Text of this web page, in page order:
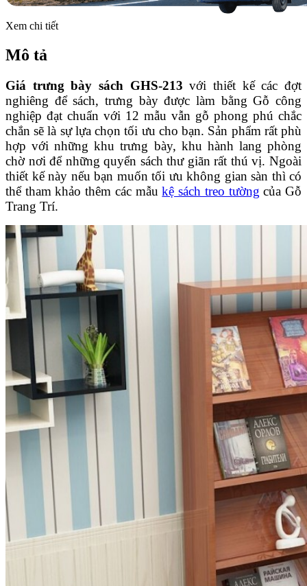
Xem chi tiết
Mô tả
Giá trưng bày sách GHS-213 với thiết kế các đợt
nghiêng để sách, trưng bày được làm bằng Gỗ công
nghiệp đạt chuẩn với 12 mẫu vẫn gỗ phong phú chắc
chắn sẽ là sự lựa chọn tối ưu cho bạn. Sản phẩm rất phù
hợp với những khu trưng bày, khu hành lang phòng
chờ nơi để những quyển sách thư giãn rất thú vị. Ngoài
thiết kế này nếu bạn muốn tối ưu không gian sàn thì có
thể tham khảo thêm các mẫukệ sách treo tường của Gỗ
Trang Trí.